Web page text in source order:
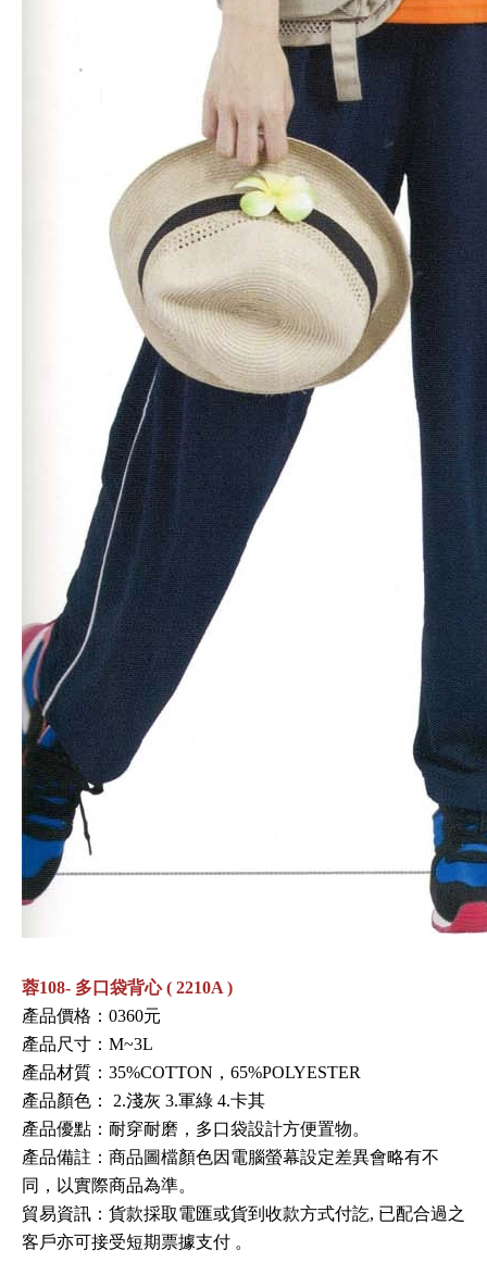
蓉108- 多口袋背心 ( 2210A )
產品價格：0360元
產品尺寸：M~3L
產品材質： 35%COTTON ，65%POLYESTER
產品顏色： 2.淺灰 3.軍綠 4.卡其
產品優點：耐穿耐磨 ，多口袋設計方便置物。
產品備註：商品圖檔顏色因電腦螢幕設定差異會略有不
同，以實際商品為準。
貿易資訊 ： 貨款採取電匯或貨到收款方式付訖, 已配合過之
客戶亦可接受短期票據支付 。